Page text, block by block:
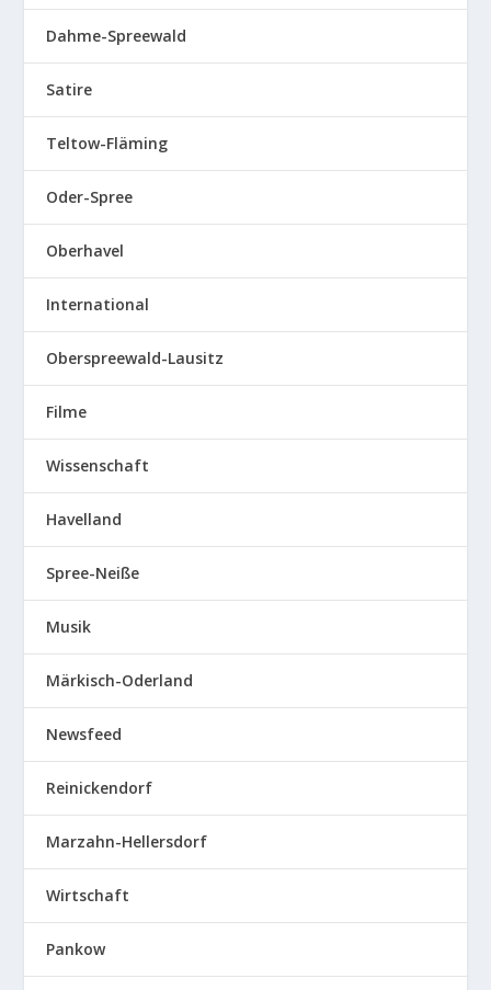
Dahme-Spreewald
Satire
Teltow-Fläming
Oder-Spree
Oberhavel
International
Oberspreewald-Lausitz
Filme
Wissenschaft
Havelland
Spree-Neiße
Musik
Märkisch-Oderland
Newsfeed
Reinickendorf
Marzahn-Hellersdorf
Wirtschaft
Pankow